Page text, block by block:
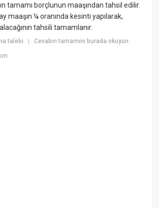
tamamı borçlunun maaşından tahsil edilir.
maaşın ¼ oranında kesinti yapılarak,
tahsili tamamlanır.
talebi |Cevabın tamamını burada okuyun: